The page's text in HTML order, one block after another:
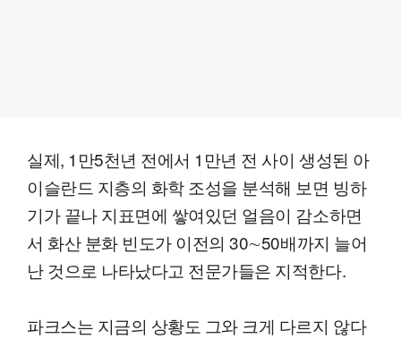
실제, 1만5천년 전에서 1만년 전 사이 생성된 아
이슬란드 지층의 화학 조성을 분석해 보면 빙하
기가 끝나 지표면에 쌓여있던 얼음이 감소하면
서 화산 분화 빈도가 이전의 30∼50배까지 늘어
난 것으로 나타났다고 전문가들은 지적한다.
파크스는 지금의 상황도 그와 크게 다르지 않다